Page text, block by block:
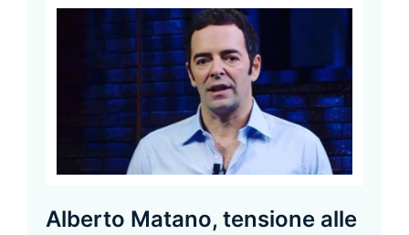
Alberto Matano, tensione alle